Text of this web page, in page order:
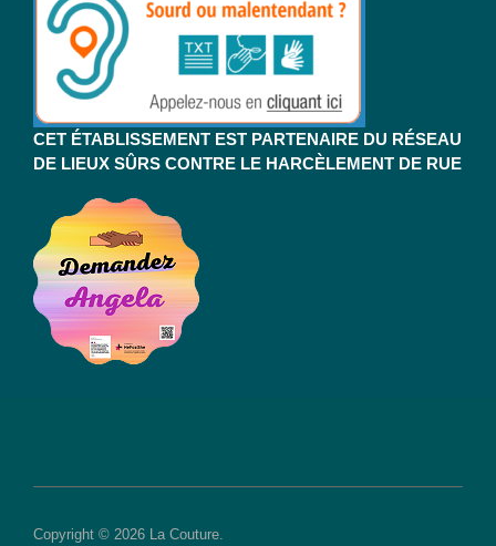
CET ÉTABLISSEMENT EST PARTENAIRE DU RÉSEAU
DE LIEUX SÛRS CONTRE LE HARCÈLEMENT DE RUE
Copyright © 2026 La Couture.